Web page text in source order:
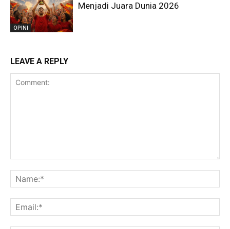
OPINI
Menjadi Juara Dunia 2026
LEAVE A REPLY